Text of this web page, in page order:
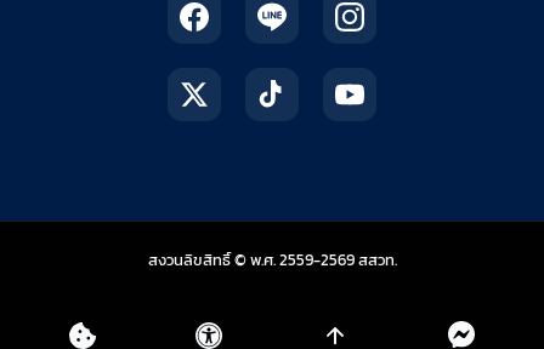
สงวนลิขสิทธิ์ © พ.ศ. 2559-2569สสวท.สถาบันส่งเสริมการสอ